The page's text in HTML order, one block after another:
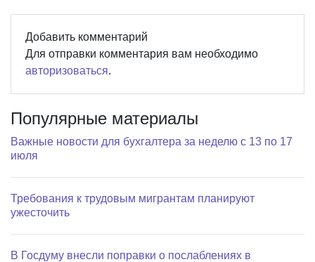
Добавить комментарий
Для отправки комментария вам необходимо
авторизоваться.
Популярные материалы
Важные новости для бухгалтера за неделю с 13 по 17
июля
Требования к трудовым мигрантам планируют
ужесточить
В Госдуму внесли поправки о послаблениях в